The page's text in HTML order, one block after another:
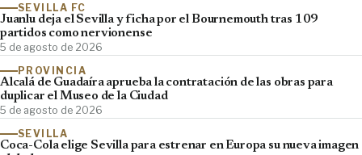
SEVILLA FC
Juanlu deja el Sevilla y ficha por el Bournemouth tras 109
partidos como nervionense
5 de agosto de 2026
PROVINCIA
Alcalá de Guadaíra aprueba la contratación de las obras para
duplicar el Museo de la Ciudad
5 de agosto de 2026
SEVILLA
Coca-Cola elige Sevilla para estrenar en Europa su nueva imagen